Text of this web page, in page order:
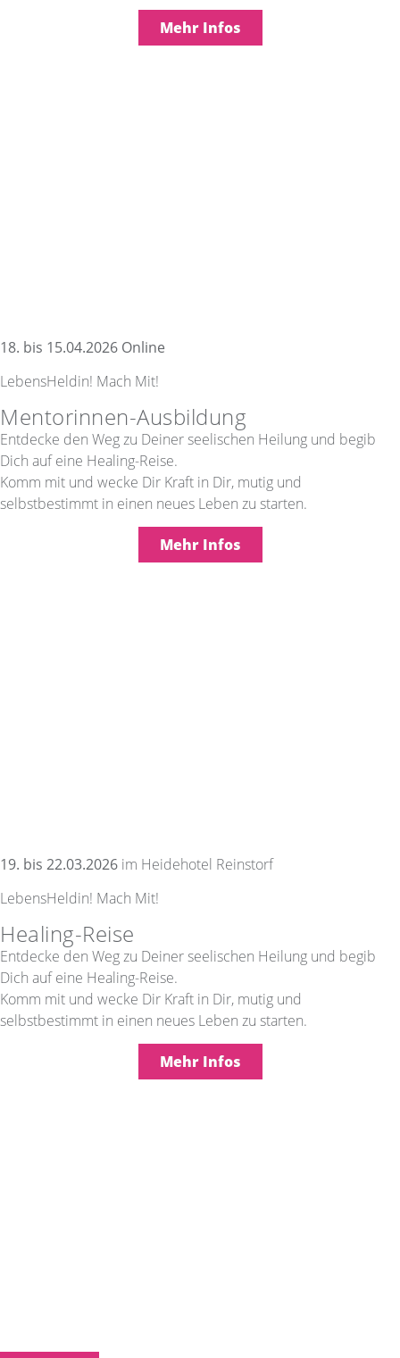
Mehr Infos
18. bis 15.04.2026 Online
LebensHeldin! Mach Mit!
Mentorinnen-Ausbildung
Entdecke den Weg zu Deiner seelischen Heilung und begib
Dich auf eine Healing-Reise.
Komm mit und wecke Dir Kraft in Dir, mutig und
selbstbestimmt in einen neues Leben zu starten.
Mehr Infos
19. bis 22.03.2026 im Heidehotel Reinstorf
LebensHeldin! Mach Mit!
Healing-Reise
Entdecke den Weg zu Deiner seelischen Heilung und begib
Dich auf eine Healing-Reise.
Komm mit und wecke Dir Kraft in Dir, mutig und
selbstbestimmt in einen neues Leben zu starten.
Mehr Infos